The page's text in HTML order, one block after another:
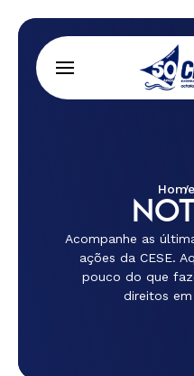
Home
Acompanhe as
ações da CESE.
pouco do que
direitos